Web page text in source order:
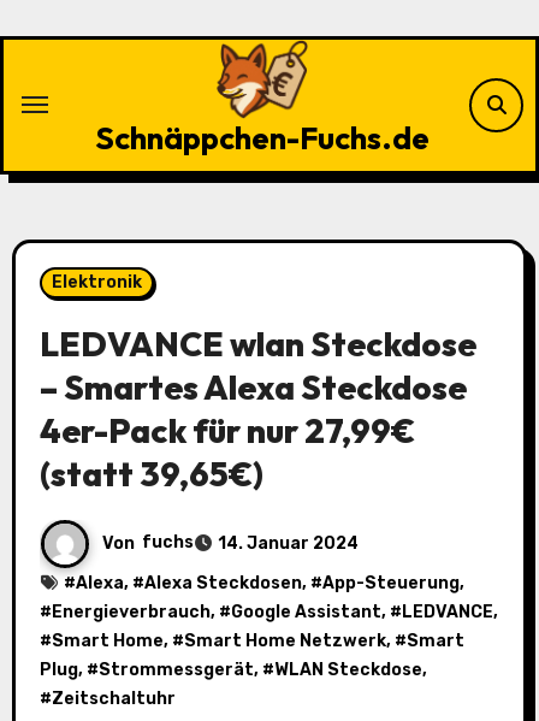
Schnäppchen-Fuchs.de
Elektronik
LEDVANCE wlan Steckdose
– Smartes Alexa Steckdose
4er-Pack für nur 27,99€
(statt 39,65€)
Von fuchs
14. Januar 2024
#Alexa, #Alexa Steckdosen, #App-Steuerung,
# Energieverbrauch, #Google Assistant, # LEDVANCE,
#Smart Home, #Smart Home Netzwerk, #Smart
Plug, #Strommessgerät, #WLAN Steckdose,
#Zeitschaltuhr